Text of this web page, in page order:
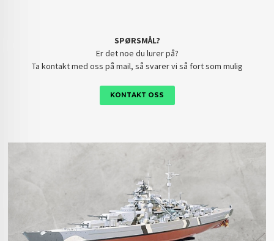
SPØRSMÅL?
Er det noe du lurer på?
Ta kontakt med oss på mail, så svarer vi så fort som mulig
KONTAKT OSS